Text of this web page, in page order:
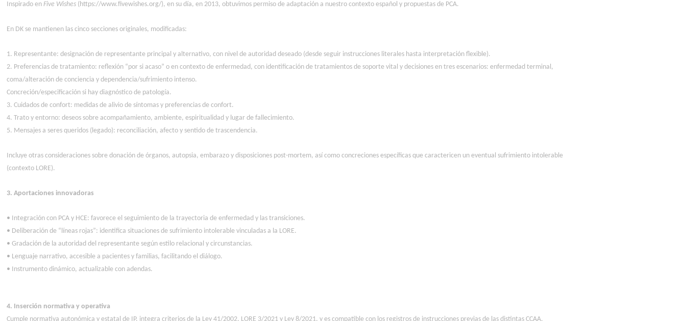
Inspirado enFive Wishes (https://www.fivewishes.org/), en su día, en 2013, obtuvimos permiso de adaptación a nuestro contexto español y propuestas de PCA.
En DK se mantienen las cinco secciones originales, modificadas:
1. Representante: designación de representante principal y alternativo, con nivel de autoridad deseado (desde seguir instrucciones literales hasta interpretación flexible).
2. Preferencias de tratamiento: reflexión “por si acaso” o en contexto de enfermedad, con identificación de tratamientos de soporte vital y decisiones en tres escenarios: enfermedad terminal,
coma/alteración de conciencia y dependencia/sufrimiento intenso.
Concreción/especificación si hay diagnóstico de patología.
3. Cuidados de confort: medidas de alivio de síntomas y preferencias de confort.
4. Trato y entorno: deseos sobre acompañamiento, ambiente, espiritualidad y lugar de fallecimiento.
5. Mensajes a seres queridos (legado): reconciliación, afecto y sentido de trascendencia.
Incluye otras consideraciones sobre donación de órganos, autopsia, embarazo y disposiciones post-mortem, así como concreciones específicas que caractericen un eventual sufrimiento intolerable
(contexto LORE).
3. Aportaciones innovadoras
• Integración con PCA y HCE: favorece el seguimiento de la trayectoria de enfermedad y las transiciones.
• Deliberación de “líneas rojas”: identifica situaciones de sufrimiento intolerable vinculadas a la LORE.
• Gradación de la autoridad del representante según estilo relacional y circunstancias.
• Lenguaje narrativo, accesible a pacientes y familias, facilitando el diálogo.
• Instrumento dinámico, actualizable con adendas.
4. Inserción normativa y operativa
Cumple normativa autonómica y estatal de IP, integra criterios de la Ley 41/2002, LORE 3/2021 y Ley 8/2021, y es compatible con los registros de instrucciones previas de las distintas CCAA.